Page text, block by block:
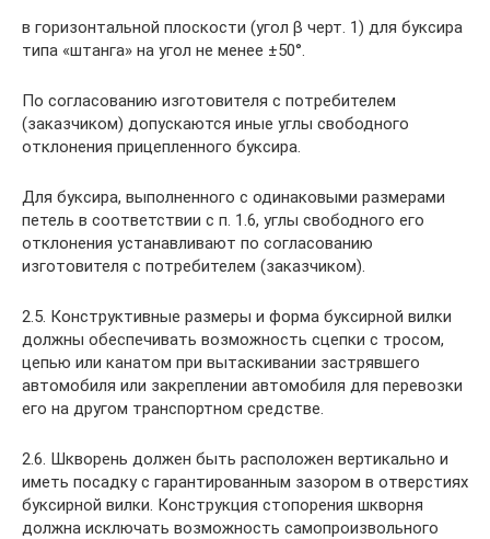
в горизонтальной плоскости (угол β черт. 1) для буксира
типа «штанга» на угол не менее ±50°.
По согласованию изготовителя с потребителем
(заказчиком) допускаются иные углы свободного
отклонения прицепленного буксира.
Для буксира, выполненного с одинаковыми размерами
петель в соответствии с п. 1.6, углы свободного его
отклонения устанавливают по согласованию
изготовителя с потребителем (заказчиком).
2.5. Конструктивные размеры и форма буксирной вилки
должны обеспечивать возможность сцепки с тросом,
цепью или канатом при вытаскивании застрявшего
автомобиля или закреплении автомобиля для перевозки
его на другом транспортном средстве.
2.6. Шкворень должен быть расположен вертикально и
иметь посадку с гарантированным зазором в отверстиях
буксирной вилки. Конструкция стопорения шкворня
должна исключать возможность самопроизвольного